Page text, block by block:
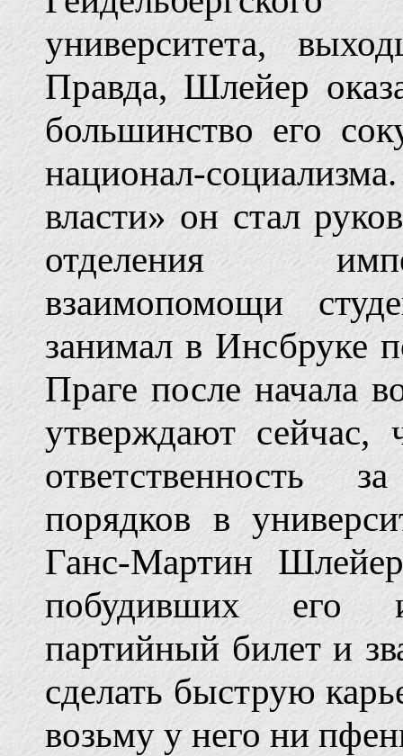
университета,
Правда, Шлейер
большинство его
национал-
власти» он стал
отделения
взаимопомощи
занимал в Инсбруке
Праге после начала
утверждают сейчас,
ответственность
порядков в
Ганс-Мартин
побудивших его
партийный билет и
сделать быструю
возьму у него ни